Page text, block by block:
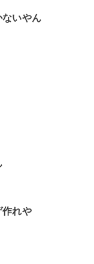
ないやん
作れや